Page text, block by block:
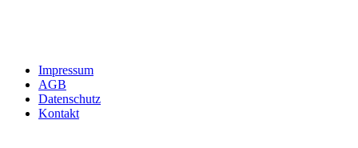
Impressum
AGB
Datenschutz
Kontakt